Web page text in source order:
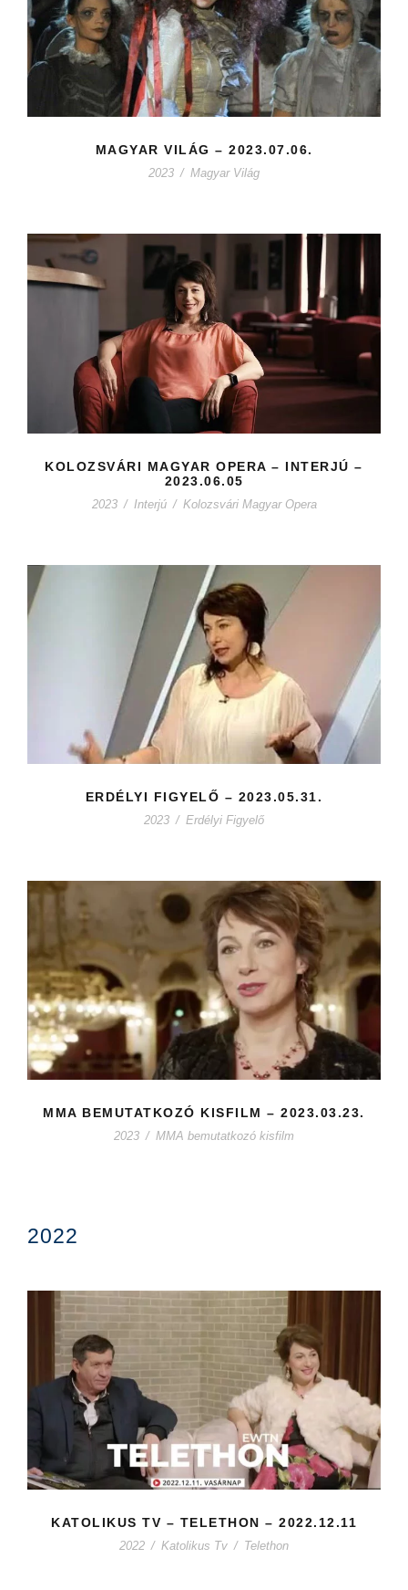
MAGYAR VILÁG – 2023.07.06.
2023 / Magyar Világ
KOLOZSVÁRI MAGYAR OPERA – INTERJÚ –
2023.06.05
2023 / Interjú / Kolozsvári Magyar Opera
ERDÉLYI FIGYELŐ – 2023.05.31.
2023 / Erdélyi Figyelő
MMA BEMUTATKOZÓ KISFILM – 2023.03.23.
2023 / MMA bemutatkozó kisfilm
2022
KATOLIKUS TV – TELETHON – 2022.12.11
2022 / Katolikus Tv / Telethon